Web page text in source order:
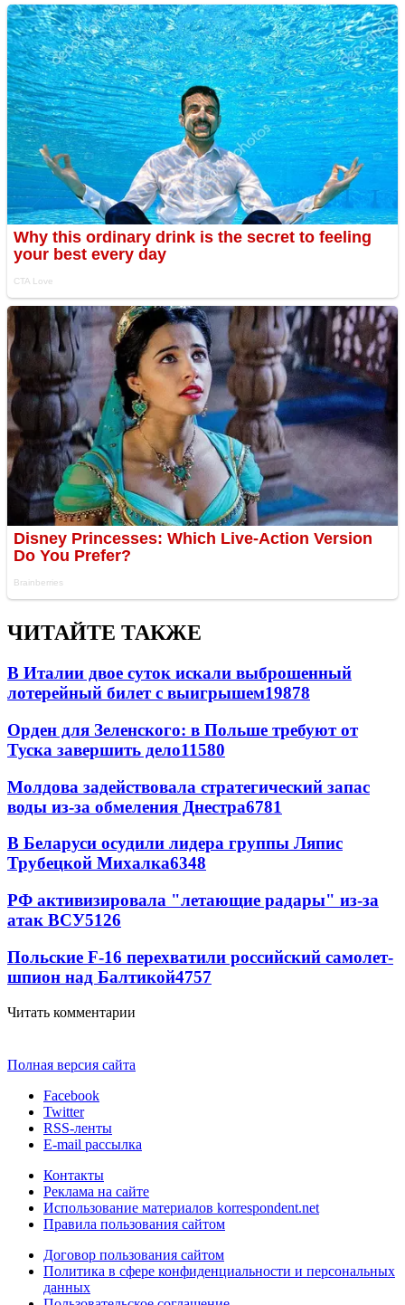
ЧИТАЙТЕ ТАКЖЕ
В Италии двое суток искали выброшенный
лотерейный билет с выигрышем19878
Орден для Зеленского: в Польше требуют от
Туска завершить дело11580
Молдова задействовала стратегический запас
воды из-за обмеления Днестра6781
В Беларуси осудили лидера группы Ляпис
Трубецкой Михалка6348
РФ активизировала "летающие радары" из-за
атак ВСУ5126
Польские F-16 перехватили российский самолет-
шпион над Балтикой4757
Читать комментарии
Полная версия сайта
Facebook
Twitter
RSS-ленты
E-mail рассылка
Контакты
Реклама на сайте
Использование материалов korrespondent.net
Правила пользования сайтом
Договор пользования сайтом
Политика в сфере конфиденциальности и персональных
данных